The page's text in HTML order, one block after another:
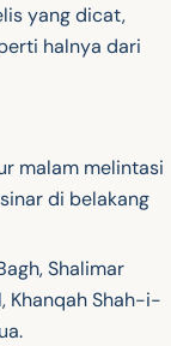
yang dicat,
halnya dari
malam melintasi
di belakang
Shalimar
Khanqah Shah-i-